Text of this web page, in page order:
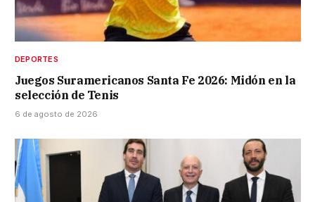
DEPORTES
Juegos Suramericanos Santa Fe 2026: Midón en la
selección de Tenis
6 de agosto de 2026